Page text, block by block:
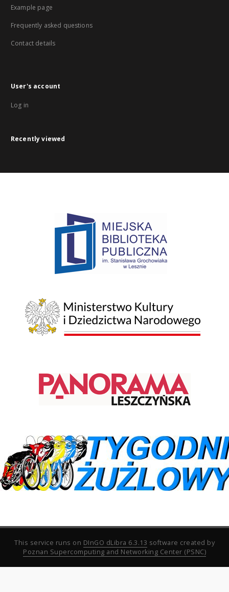
Example page
Frequently asked questions
Contact details
User's account
Log in
Recently viewed
This service runs on DInGO dLibra 6.3.13 software created by
Poznan Supercomputing and Networking Center (PSNC)